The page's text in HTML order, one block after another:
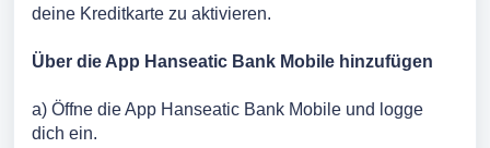
deine Kreditkarte zu aktivieren.
Über die App Hanseatic Bank Mobile hinzufügen
a) Öffne die App Hanseatic Bank Mobile und logge
dich ein.